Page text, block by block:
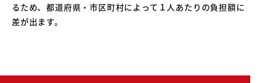
るため、都道府県・市区町村によって１人あたりの負担額に
差が出ます。